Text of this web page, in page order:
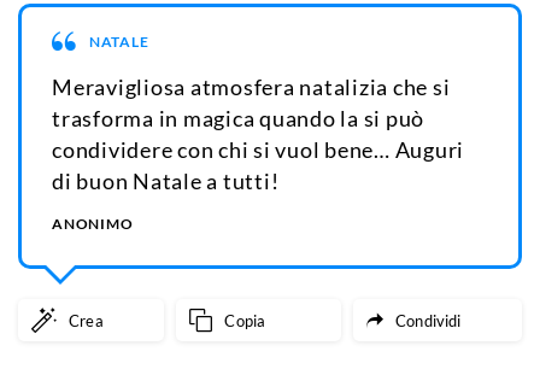
NATALE
Meravigliosa atmosfera natalizia che si
trasforma in magica quando la si può
condividere con chi si vuol bene… Auguri
di buon Natale a tutti!
ANONIMO
Crea Copia Condividi